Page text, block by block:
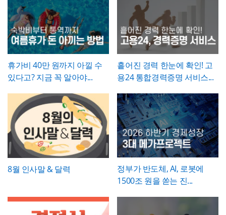
서술하는 것이 승인 절차를 원활하게 하는 핵
심입니다. 질병휴직의 경우 진단명과 필요 요
양 기간에 대한 의사 소견을 구체적으로 기재
하고, 진단서 등 객관적 증빙서류를 반드시 첨
부하도록 안내하시기 바랍니다. 휴직기간과
복직예정일은 가능한 명확한 날짜로 특정하
고, 만약 진단 결과에 따라 기간이 변동될 가
능성이 있다면 그 가능성을 세부사유에 함께
언급해두는 것이 좋습니다.
직책과 발령일 외의 세부 조건(급여 변동, 권
한 범위 등)을 담지 않는 것이 일반적이므로,
이런 실무적 내용이 필요하다면 별도 문서로
보완하는 것이 좋습니다.
합니다. 발령일자, 소속, 직책명은 실제 인사
발령 결재 내용과 정확히 일치시켜 기재하고,
영문 성명 표기는 여권이나 사원증에 등록된
로마자 표기법과 통일해 혼선이 없도록 하시
기 바랍니다. 문서번호는 사내 인사발령 대장
의 번호 체계와 연동해 부여하면, 추후 임명
이력을 조회하거나 경력증명서 발급 시 참조
휴가비 40만 원까지 아낄 수
있다고? 지금 꼭 알아야...
흩어진 경력 한눈에 확인! 고
용24 통합경력증명 서비스...
8월 인사말 & 달력
정부가 반도체, AI, 로봇에
1500조 원을 쏟는 진...